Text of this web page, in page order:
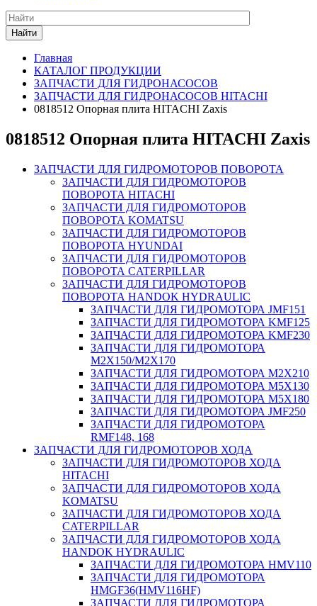
Найти
Главная
КАТАЛОГ ПРОДУКЦИИ
ЗАПЧАСТИ ДЛЯ ГИДРОНАСОСОВ
ЗАПЧАСТИ ДЛЯ ГИДРОНАСОСОВ HITACHI
0818512 Опорная плита HITACHI Zaxis
0818512 Опорная плита HITACHI Zaxis
ЗАПЧАСТИ ДЛЯ ГИДРОМОТОРОВ ПОВОРОТА
ЗАПЧАСТИ ДЛЯ ГИДРОМОТОРОВ
ПОВОРОТА HITACHI
ЗАПЧАСТИ ДЛЯ ГИДРОМОТОРОВ
ПОВОРОТА KOMATSU
ЗАПЧАСТИ ДЛЯ ГИДРОМОТОРОВ
ПОВОРОТА HYUNDAI
ЗАПЧАСТИ ДЛЯ ГИДРОМОТОРОВ
ПОВОРОТА CATERPILLAR
ЗАПЧАСТИ ДЛЯ ГИДРОМОТОРОВ
ПОВОРОТА HANDOK HYDRAULIC
ЗАПЧАСТИ ДЛЯ ГИДРОМОТОРА JMF151
ЗАПЧАСТИ ДЛЯ ГИДРОМОТОРА KMF125
ЗАПЧАСТИ ДЛЯ ГИДРОМОТОРА KMF230
ЗАПЧАСТИ ДЛЯ ГИДРОМОТОРА
M2X150/M2X170
ЗАПЧАСТИ ДЛЯ ГИДРОМОТОРА M2X210
ЗАПЧАСТИ ДЛЯ ГИДРОМОТОРА M5X130
ЗАПЧАСТИ ДЛЯ ГИДРОМОТОРА M5X180
ЗАПЧАСТИ ДЛЯ ГИДРОМОТОРА JMF250
ЗАПЧАСТИ ДЛЯ ГИДРОМОТОРА
RMF148, 168
ЗАПЧАСТИ ДЛЯ ГИДРОМОТОРОВ ХОДА
ЗАПЧАСТИ ДЛЯ ГИДРОМОТОРОВ ХОДА
HITACHI
ЗАПЧАСТИ ДЛЯ ГИДРОМОТОРОВ ХОДА
KOMATSU
ЗАПЧАСТИ ДЛЯ ГИДРОМОТОРОВ ХОДА
CATERPILLAR
ЗАПЧАСТИ ДЛЯ ГИДРОМОТОРОВ ХОДА
HANDOK HYDRAULIC
ЗАПЧАСТИ ДЛЯ ГИДРОМОТОРА HMV110
ЗАПЧАСТИ ДЛЯ ГИДРОМОТОРА
HMGF36(HMV116HF)
ЗАПЧАСТИ ДЛЯ ГИДРОМОТОРА